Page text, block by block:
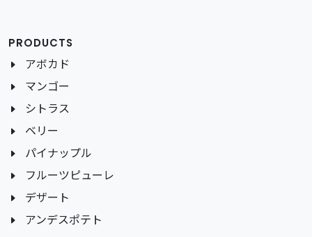
PRODUCTS
アボカド
マンゴー
シトラス
ベリー
パイナップル
フルーツピューレ
デザート
アンデスポテト